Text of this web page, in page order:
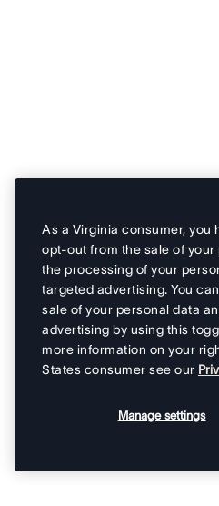
As a Virginia consumer, you
opt-out from the sale of your
the processing of your
targeted advertising. You
sale of your personal data
advertising by using this
more information on your
States consumer see our
Manage settings